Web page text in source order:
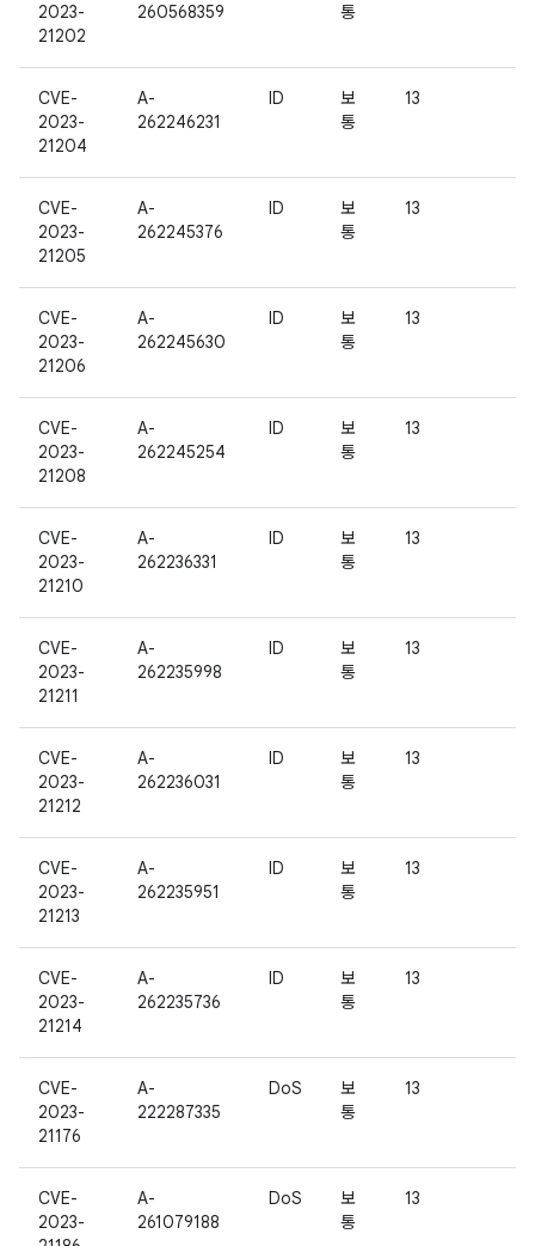
2023-
21202
260568359
통
CVE-
2023-
21204
A-
262246231
ID
보
통
13
CVE-
2023-
21205
A-
262245376
ID
보
통
13
CVE-
2023-
21206
A-
262245630
ID
보
통
13
CVE-
2023-
21208
A-
262245254
ID
보
통
13
CVE-
2023-
21210
A-
262236331
ID
보
통
13
CVE-
2023-
21211
A-
262235998
ID
보
통
13
CVE-
2023-
21212
A-
262236031
ID
보
통
13
CVE-
2023-
21213
A-
262235951
ID
보
통
13
CVE-
2023-
21214
A-
262235736
ID
보
통
13
CVE-
2023-
21176
A-
222287335
DoS
보
통
13
CVE-
2023-
A-
261079188
DoS
보
통
13